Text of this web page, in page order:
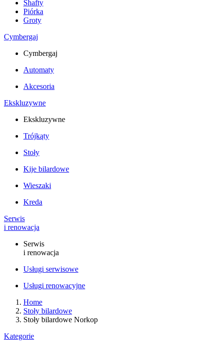
Shafty
Piórka
Groty
Cymbergaj
Cymbergaj
Automaty
Akcesoria
Ekskluzywne
Ekskluzywne
Trójkąty
Stoły
Kije bilardowe
Wieszaki
Kreda
Serwis
i renowacja
Serwis
i renowacja
Usługi serwisowe
Usługi renowacyjne
Home
Stoły bilardowe
Stoły bilardowe Norkop
Kategorie